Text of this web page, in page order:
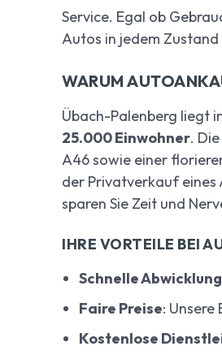
Service. Egal ob
Autos in jedem
WARUM
Übach-Palenberg liegt
25.000 Einwohner.
A46 sowie einer
der Privatverkauf
sparen Sie Zeit und
IHRE VORTEILE BEI
Schnelle Abwicklung
Faire Preise:
Kostenlose